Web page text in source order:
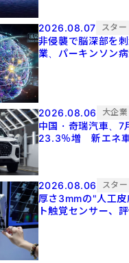
2026.08.07 スタ
非侵襲で脳深部を
業、パーキンソン
2026.08.06 大企業
中国・奇瑞汽車、7
23.3％増 新エネ車
2026.08.06 スタ
厚さ3mmの"人工
ト触覚センサー、